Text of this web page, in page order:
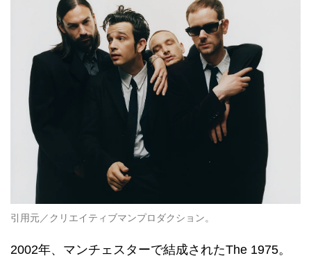
引用元／クリエイティブマンプロダクション。
2002年、マンチェスターで結成されたThe 1975。